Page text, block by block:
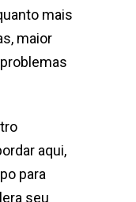
mais
maior
aqui,
para
seu